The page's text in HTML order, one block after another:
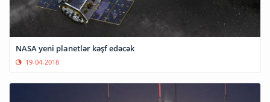
NASA yeni planetlər kəşf edəcək
19-04-2018